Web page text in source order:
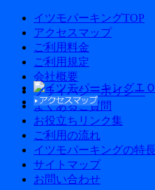
イツモパーキングTOP
アクセスマップ
ご利用料金
ご利用規定
会社概要
プライバシーポリシー
よくあるご質問
お役立ちリンク集
ご利用の流れ
イツモパーキングの特長
サイトマップ
お問い合わせ